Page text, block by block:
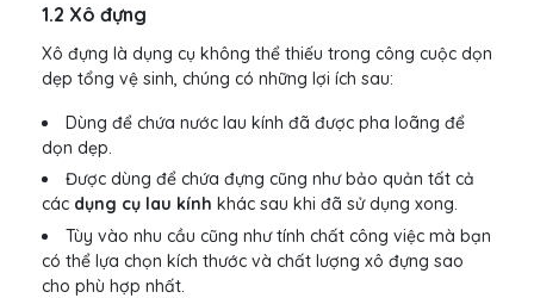
1.2 Xô đựng
Xô đựng là dụng cụ không thể thiếu trong công cuộc dọn
dẹp tổng vệ sinh, chúng có những lợi ích sau:
Dùng để chứa nước lau kính đã được pha loãng để
dọn dẹp.
Được dùng để chứa đựng cũng như bảo quản tất cả
các dụng cụ lau kính khác sau khi đã sử dụng xong.
Tùy vào nhu cầu cũng như tính chất công việc mà bạn
có thể lựa chọn kích thước và chất lượng xô đựng sao
cho phù hợp nhất.